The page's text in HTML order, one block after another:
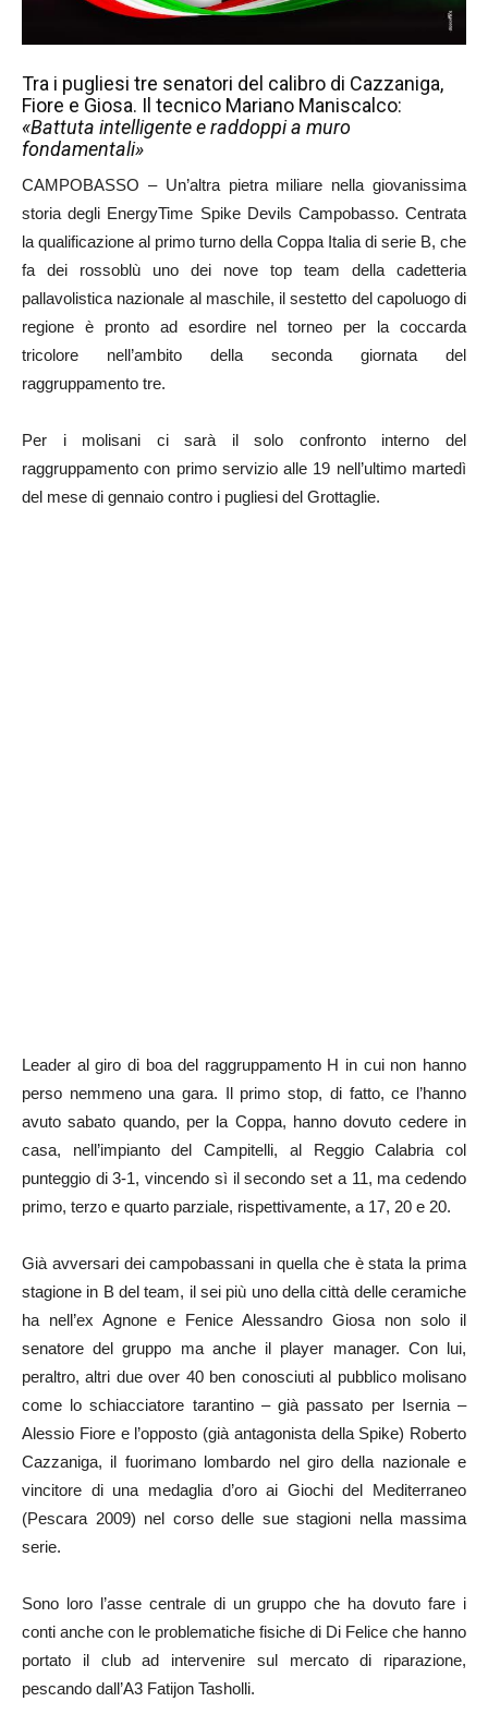
Tra i pugliesi tre senatori del calibro di Cazzaniga,
Fiore e Giosa. Il tecnico Mariano Maniscalco:
«Battuta intelligente e raddoppi a muro
fondamentali»
CAMPOBASSO – Un’altra pietra miliare nella giovanissima
storia degli EnergyTime Spike Devils Campobasso. Centrata
la qualificazione al primo turno della Coppa Italia di serie B, che
fa dei rossoblù uno dei nove top team della cadetteria
pallavolistica nazionale al maschile, il sestetto del capoluogo di
regione è pronto ad esordire nel torneo per la coccarda
tricolore nell’ambito della seconda giornata del
raggruppamento tre.
Per i molisani ci sarà il solo confronto interno del
raggruppamento con primo servizio alle 19 nell’ultimo martedì
del mese di gennaio contro i pugliesi del Grottaglie.
Leader al giro di boa del raggruppamento H in cui non hanno
perso nemmeno una gara. Il primo stop, di fatto, ce l’hanno
avuto sabato quando, per la Coppa, hanno dovuto cedere in
casa, nell’impianto del Campitelli, al Reggio Calabria col
punteggio di 3-1, vincendo sì il secondo set a 11, ma cedendo
primo, terzo e quarto parziale, rispettivamente, a 17, 20 e 20.
Già avversari dei campobassani in quella che è stata la prima
stagione in B del team, il sei più uno della città delle ceramiche
ha nell’ex Agnone e Fenice Alessandro Giosa non solo il
senatore del gruppo ma anche il player manager. Con lui,
peraltro, altri due over 40 ben conosciuti al pubblico molisano
come lo schiacciatore tarantino – già passato per Isernia –
Alessio Fiore e l’opposto (già antagonista della Spike) Roberto
Cazzaniga, il fuorimano lombardo nel giro della nazionale e
vincitore di una medaglia d’oro ai Giochi del Mediterraneo
(Pescara 2009) nel corso delle sue stagioni nella massima
serie.
Sono loro l’asse centrale di un gruppo che ha dovuto fare i
conti anche con le problematiche fisiche di Di Felice che hanno
portato il club ad intervenire sul mercato di riparazione,
pescando dall’A3 Fatijon Tasholli.